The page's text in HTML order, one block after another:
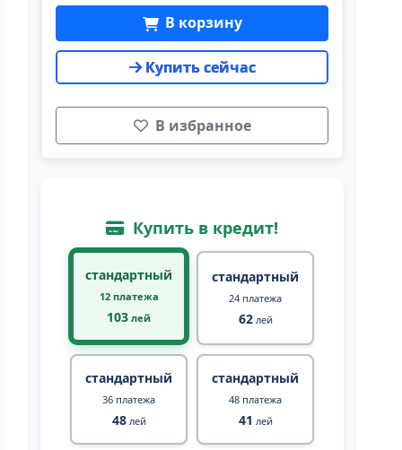
В корзину
Купить сейчас
В избранное
Купить в кредит!
стандартный
12 платежа
103 лей
стандартный
24 платежа
62лей
стандартный
36 платежа
48лей
стандартный
48 платежа
41 лей